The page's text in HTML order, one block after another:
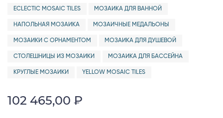
ECLECTIC MOSAIC TILES МОЗАИКА ДЛЯ ВАННОЙ
НАПОЛЬНАЯ МОЗАИКА МОЗАИЧНЫЕ МЕДАЛЬОНЫ
МОЗАИКИ С ОРНАМЕНТОМ МОЗАИКА ДЛЯ ДУШЕВОЙ
СТОЛЕШНИЦЫ ИЗ МОЗАИКИ МОЗАИКА ДЛЯ БАССЕЙНА
КРУГЛЫЕ МОЗАИКИ YELLOW MOSAIC TILES
102 465,00 ₽